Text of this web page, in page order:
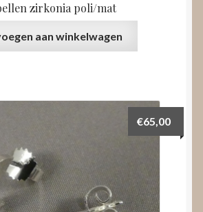
zirkonia poli/mat
aan winkelwagen
€65,00